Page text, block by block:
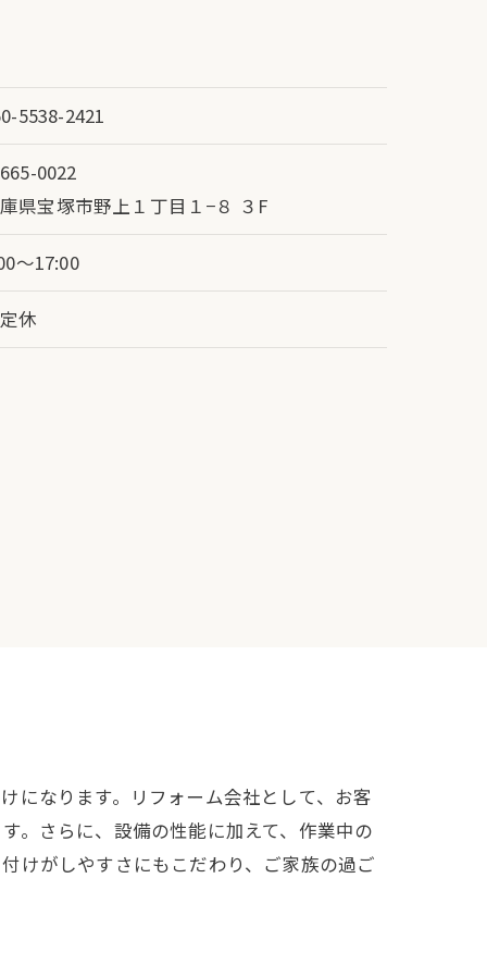
5538-2421
0022
県宝塚市野上１丁目１−８ ３F
～17:00
休
になります。リフォーム会社として、お客
。さらに、設備の性能に加えて、作業中の
けがしやすさにもこだわり、ご家族の過ご